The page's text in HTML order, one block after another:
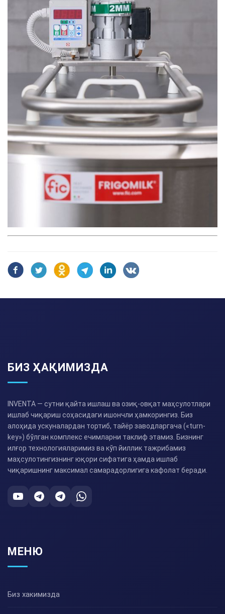
БИЗ ҲАҚИМИЗДА
INVENTA — сутни қайта ишлаш ва озиқ-овқат маҳсулотлари
ишлаб чиқариш соҳасидаги ишончли ҳамкорингиз. Биз
алоҳида ускуналардан тортиб, тайёр заводларгача («turn-
key») бўлган комплекс ечимларни таклиф этамиз. Бизнинг
илғор технологияларимиз ва кўп йиллик тажрибамиз
маҳсулотингизнинг юқори сифатига ҳамда ишлаб
чиқаришнинг максимал самарадорлигига кафолат беради.
МЕНЮ
Биз хакимизда